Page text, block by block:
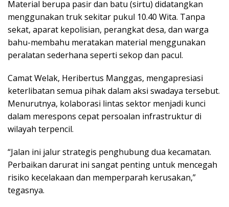
Material berupa pasir dan batu (sirtu) didatangkan
menggunakan truk sekitar pukul 10.40 Wita. Tanpa
sekat, aparat kepolisian, perangkat desa, dan warga
bahu-membahu meratakan material menggunakan
peralatan sederhana seperti sekop dan pacul.
Camat Welak, Heribertus Manggas, mengapresiasi
keterlibatan semua pihak dalam aksi swadaya tersebut.
Menurutnya, kolaborasi lintas sektor menjadi kunci
dalam merespons cepat persoalan infrastruktur di
wilayah terpencil.
“Jalan ini jalur strategis penghubung dua kecamatan.
Perbaikan darurat ini sangat penting untuk mencegah
risiko kecelakaan dan memperparah kerusakan,”
tegasnya.